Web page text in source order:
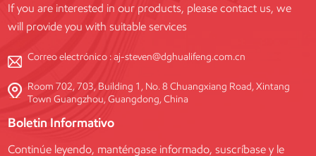
If you are interested in our products, please contact us, we
will provide you with suitable services
Correo electrónico :aj-steven@dghualifeng.com.cn
Room 702, 703, Building 1, No. 8 Chuangxiang Road, Xintang
Town Guangzhou, Guangdong, China
Boletin Informativo
Continúe leyendo, manténgase informado, suscríbase y le